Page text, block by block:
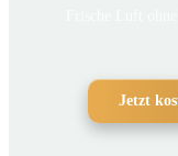
Jetzt